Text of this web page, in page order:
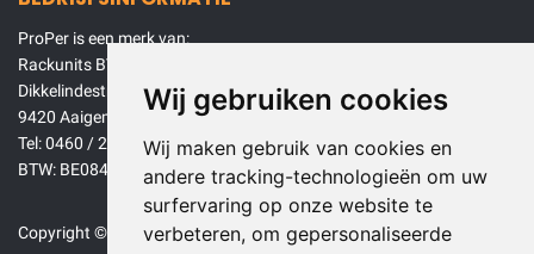
Wij gebruiken cookies
Wij maken gebruik van cookies en
andere tracking-technologieën om uw
surfervaring op onze website te
verbeteren, om gepersonaliseerde
ProPer is een merk van:
Rackunits BV
Dikkelindestraat 68
9420 Aaigem (Erpe-Mere)
Tel: 0460 / 26 01 00
BTW: BE0840946646
Copyright © 2026 Rackunits BV.